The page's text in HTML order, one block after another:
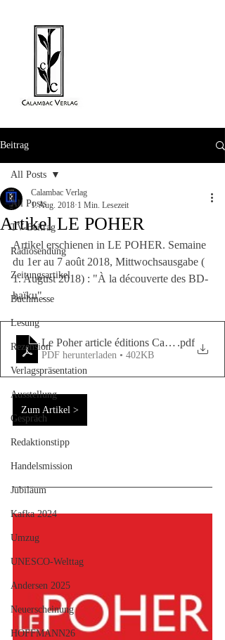
Beitrag
All Posts
TV-Beitrag
Radiosendung
Zeitungsartikel
Buchmesse
Lesung
Rezension
Verlagspräsentation
Ausstellung
Gespräch
Redaktionstipp
Handelsmission
Jubiläum
Kafka 2024
Umzug
UNESCO-Welttag
Andersen 2025
Neuerscheinung
HOFFMANN26
All Posts
Artikel LE POHER
Calambac Verlag
1. Aug. 2018 1 Min. Lesezeit
Artikel erschienen in LE POHER. Semaine
du 1er au 7 août 2018, Mittwochsausgabe (
1. August 2018) : "À la découverte des BD-
haïku".
Le Poher article éditions Calambac 08-
.pdf
PDF herunterladen • 402KB
Zum Artikel >